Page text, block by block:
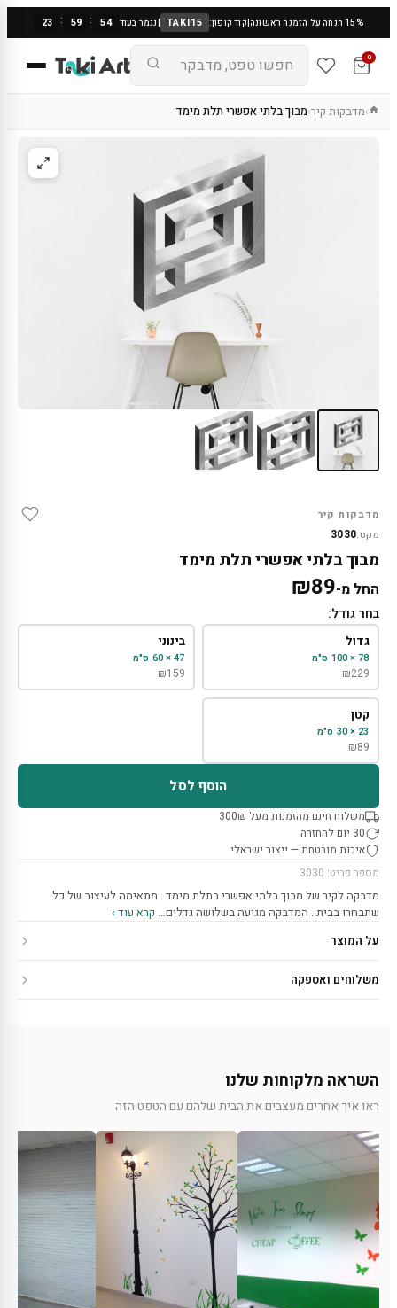
15% הנחה על הזמנה ראשונה |קוד קופון: TAKI15
|נגמר בעוד 23 : 59 : 54
0
›מדבקות קיר›מבוך בלתי אפשרי תלת מימד
מדבקות קיר
מקט:3030
מבוך בלתי אפשרי תלת מימד
החל מ- ₪89
בחר גודל:
גדול
78 × 100 ס"מ
₪229
בינוני
47 × 60 ס"מ
₪159
קטן
23 × 30 ס"מ
₪89
הוסף לסל
משלוח חינם מהזמנות מעל 300₪
30 יום להחזרה
איכות מובטחת — ייצור ישראלי
מספר פריט: 3030
מדבקה לקיר של מבוך בלתי אפשרי בתלת מימד . מתאימה לעיצוב של כל
שתבחרו בבית . המדבקה מגיעה בשלושה גדלים… קרא עוד ›
על המוצר
משלוחים ואספקה
השראה מלקוחות שלנו
ראו איך אחרים מעצבים את הבית שלהם עם הטפט הזה